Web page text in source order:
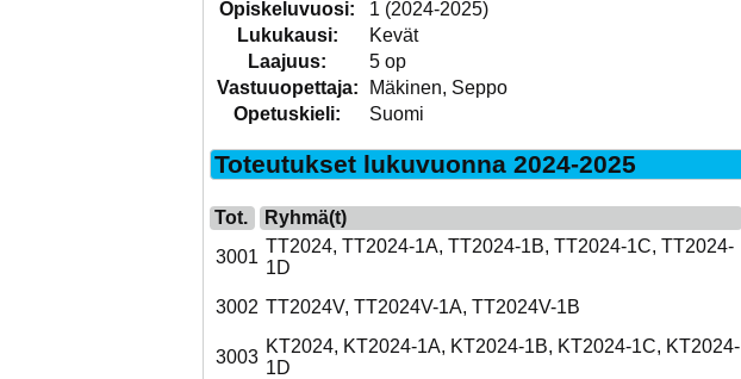
Opiskeluvuosi:
1 (2024-2025)
Lukukausi:
Kevät
Laajuus:
5 op
Vastuuopettaja:
Mäkinen, Seppo
Opetuskieli:
Suomi
Toteutukset lukuvuonna 2024-2025
Tot. Ryhmä(t)
3001
TT2024, TT2024-1A, TT2024-1B, TT2024-1C, TT2024-
1D
3002 TT2024V, TT2024V-1A, TT2024V-1B
3003
KT2024, KT2024-1A, KT2024-1B, KT2024-1C, KT2024-
1D